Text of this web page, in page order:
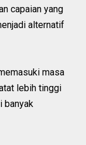
capaian yang
alternatif
masa
lebih tinggi
banyak